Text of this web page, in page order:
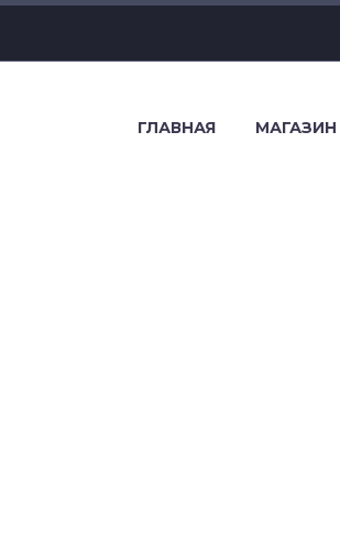
ГЛАВНАЯ МАГАЗИН